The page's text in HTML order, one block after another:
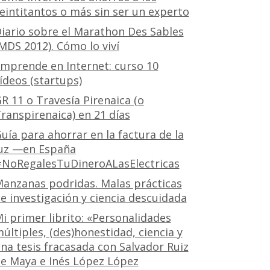
o más sin ser un experto
sobre el Marathon Des Sables
2012). Cómo lo viví
en Internet: curso 10
(startups)
11 o Travesía Pirenaica (o
en 21 días
para ahorrar en la factura de la
—en España
podridas. Malas prácticas
investigación y ciencia descuidada
primer librito: «Personalidades
(des)honestidad, ciencia y
tesis fracasada con Salvador Ruiz
Maya e Inés López López